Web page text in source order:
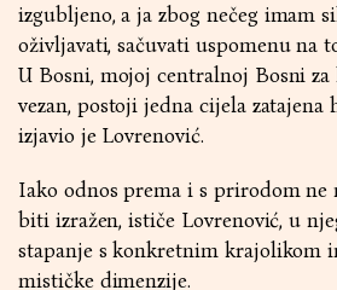
izgubljeno, a ja zbog nečeg imam
oživljavati, sačuvati uspomenu na
U Bosni, mojoj centralnoj Bosni za
vezan, postoji jedna cijela zatajena
izjavio je Lovrenović.
Iako odnos prema i s prirodom ne
biti izražen, ističe Lovrenović, u
stapanje s konkretnim krajolikom
mističke dimenzije.